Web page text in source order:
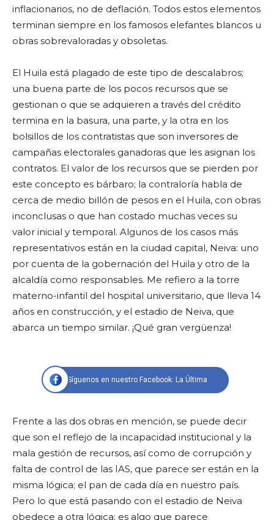
inflacionarios, no de deflación. Todos estos elementos
terminan siempre en los famosos elefantes blancos u
obras sobrevaloradas y obsoletas.
El Huila está plagado de este tipo de descalabros;
una buena parte de los pocos recursos que se
gestionan o que se adquieren a través del crédito
termina en la basura, una parte, y la otra en los
bolsillos de los contratistas que son inversores de
campañas electorales ganadoras que les asignan los
contratos. El valor de los recursos que se pierden por
este concepto es bárbaro; la contraloría habla de
cerca de medio billón de pesos en el Huila, con obras
inconclusas o que han costado muchas veces su
valor inicial y temporal. Algunos de los casos más
representativos están en la ciudad capital, Neiva: uno
por cuenta de la gobernación del Huila y otro de la
alcaldía como responsables. Me refiero a la torre
materno-infantil del hospital universitario, que lleva 14
años en construcción, y el estadio de Neiva, que
abarca un tiempo similar. ¡Qué gran vergüenza!
Síguenos en nuestro Facebook: La Última
Frente a las dos obras en mención, se puede decir
que son el reflejo de la incapacidad institucional y la
mala gestión de recursos, así como de corrupción y
falta de control de las IAS, que parece ser están en la
misma lógica; el pan de cada día en nuestro país.
Pero lo que está pasando con el estadio de Neiva
obedece a otra lógica; es algo que parece